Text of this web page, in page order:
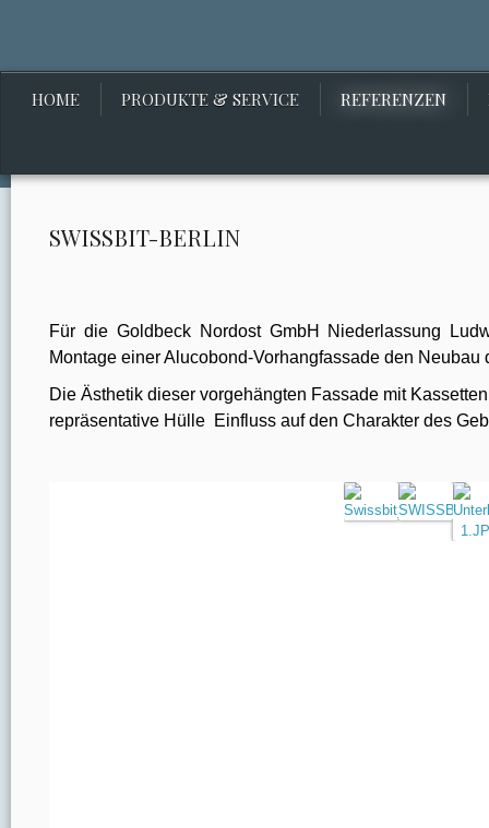
HOME PRODUKTE & SERVICE REFERENZEN
SWISSBIT-BERLIN
Für die Goldbeck Nordost GmbH Niederlassung
Montage einer Alucobond-Vorhangfassade den
Die Ästhetik dieser vorgehängten Fassade mit
repräsentative Hülle Einfluss auf den Charakter des